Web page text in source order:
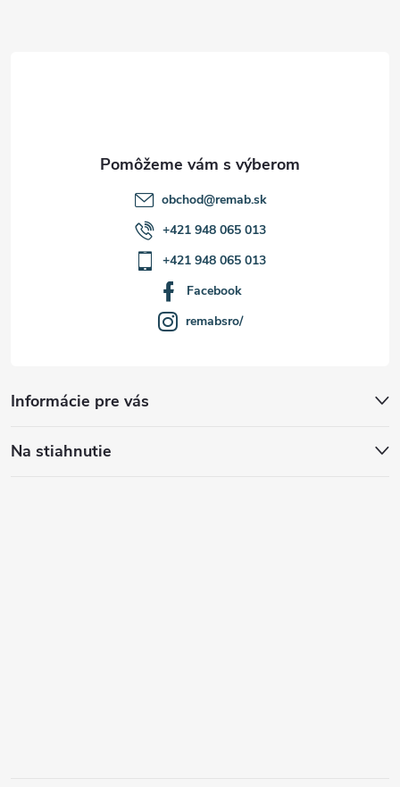
Informácie pre vás
Na stiahnutie
obchod@remab.sk
+421 948 065 013
+421 948 065 013
Facebook
remabsro/